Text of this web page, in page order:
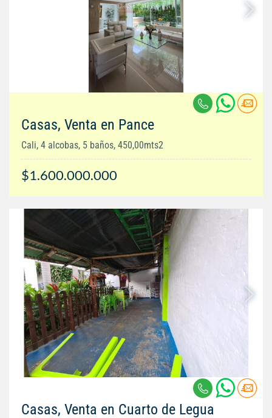
Casas, Venta en Pance
Cali, 4 alcobas, 5 baños, 450,00mts2
$1.600.000.000
Casas, Venta en Cuarto de Legua